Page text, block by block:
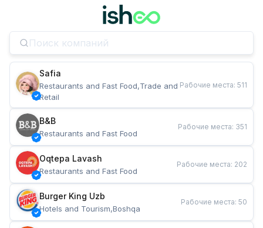
Safia
Restaurants and Fast Food,Trade and
Retail
Рабочие места: 511
B&B
Restaurants and Fast Food
Рабочие места: 351
Oqtepa Lavash
Restaurants and Fast Food
Рабочие места: 202
Burger King Uzb
Hotels and Tourism,Boshqa
Рабочие места: 50